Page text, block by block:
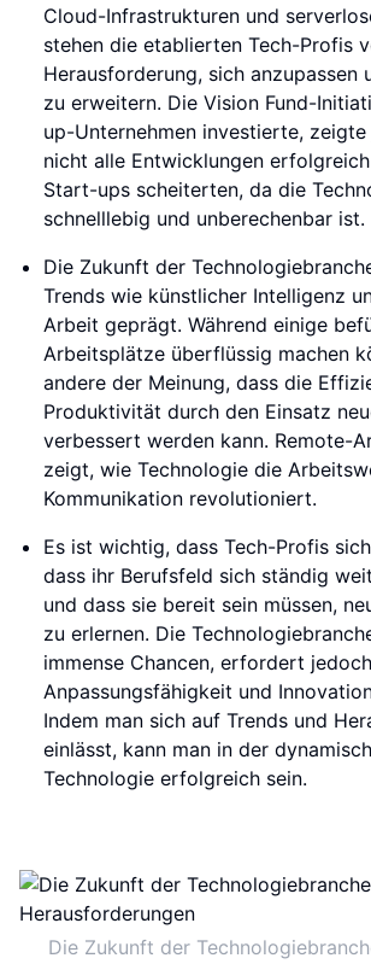
Cloud-Infrastrukturen und
stehen die etablierten Tech-Profis
Herausforderung, sich anzupassen
zu erweitern. Die Vision Fund-
up-Unternehmen investierte,
nicht alle Entwicklungen
Start-ups scheiterten, da die
schnelllebig und unberechenbar ist.
Die Zukunft der
Trends wie künstlicher Intelligenz
Arbeit geprägt. Während einige
Arbeitsplätze überflüssig machen
andere der Meinung, dass die
Produktivität durch den Einsatz
verbessert werden kann. Remote-
zeigt, wie Technologie die
Kommunikation revolutioniert.
Es ist wichtig, dass Tech-Profis
dass ihr Berufsfeld sich ständig
und dass sie bereit sein müssen,
zu erlernen. Die
immense Chancen, erfordert
Anpassungsfähigkeit und
Indem man sich auf Trends und
einlässt, kann man in der
Technologie erfolgreich sein.
Die Zukunft der